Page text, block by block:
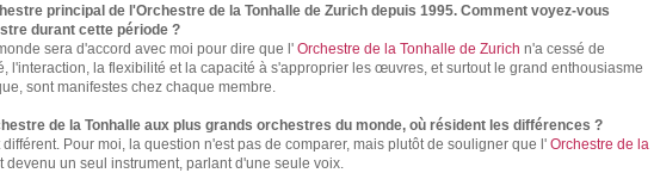
principal de l'Orchestre de la Tonhalle de Zurich depuis 1995. Comment voyez-vous
durant cette période ?
sera d'accord avec moi pour dire que l' Orchestre de la Tonhalle de Zurich n'a cessé de
l'interaction, la flexibilité et la capacité à s'approprier les œuvres, et surtout le grand enthousiasme
sont manifestes chez chaque membre.
de la Tonhalle aux plus grands orchestres du monde, où résident les différences ?
Pour moi, la question n'est pas de comparer, mais plutôt de souligner que l' Orchestre de la
devenu un seul instrument, parlant d'une seule voix.